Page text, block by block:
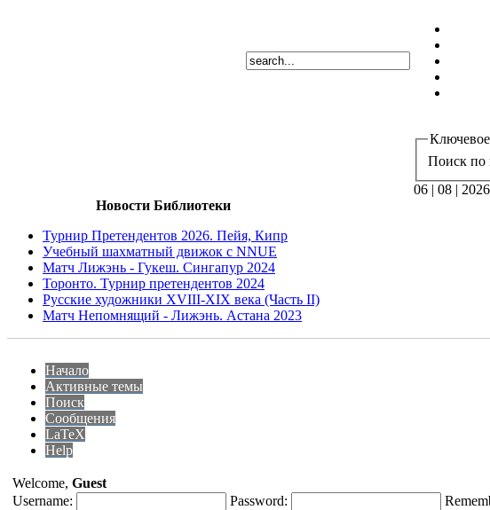
Поиск по
06 | 08 | 2026
Новости Библиотеки
Турнир Претендентов 2026. Пейя, Кипр
Учебный шахматный движок с NNUE
Матч Лижэнь - Гукеш. Сингапур 2024
Торонто. Турнир претендентов 2024
Русские художники XVIII-XIX века (Часть II)
Матч Непомнящий - Лижэнь. Астана 2023
Начало
Активные темы
Поиск
Сообщения
LaTeX
Help
Welcome, Guest
Username:
Password: